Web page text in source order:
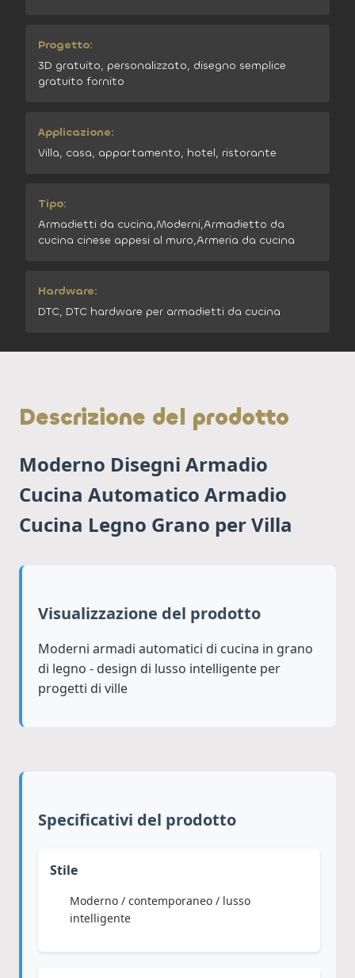
Progetto:
3D gratuito, personalizzato, disegno semplice
gratuito fornito
Applicazione:
Villa, casa, appartamento, hotel, ristorante
Tipo:
Armadietti da cucina,Moderni,Armadietto da
cucina cinese appesi al muro,Armeria da cucina
Hardware:
DTC, DTC hardware per armadietti da cucina
Descrizione del prodotto
Moderno Disegni Armadio
Cucina Automatico Armadio
Cucina Legno Grano per Villa
Visualizzazione del prodotto
Moderni armadi automatici di cucina in grano
di legno - design di lusso intelligente per
progetti di ville
Specificativi del prodotto
Stile
Moderno / contemporaneo / lusso
intelligente